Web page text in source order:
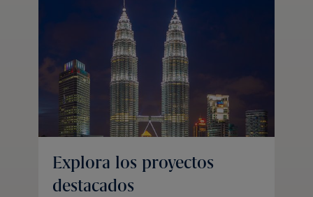
Explora los proyectos
destacados